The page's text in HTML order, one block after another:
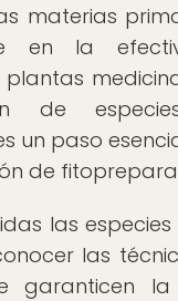
materias
en la
de
un paso
de
las especies
las
garanticen